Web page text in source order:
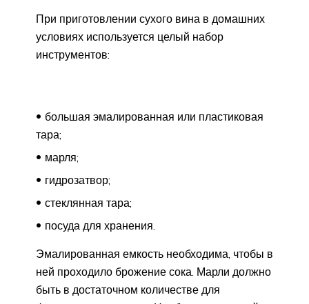
При приготовлении сухого вина в домашних
условиях используется целый набор
инструментов:
большая эмалированная или пластиковая
тара;
марля;
гидрозатвор;
стеклянная тара;
посуда для хранения.
Эмалированная емкость необходима, чтобы в
ней проходило брожение сока. Марли должно
быть в достаточном количестве для